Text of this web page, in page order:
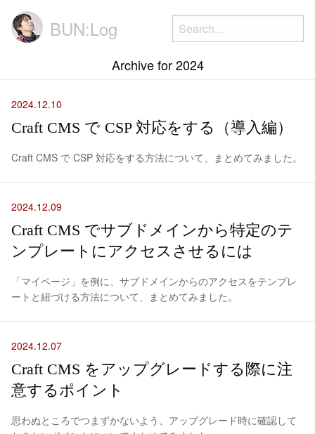
BUN:Log
Archive for 2024
2024.12.10
Craft CMS で CSP 対応をする（導入編）
Craft CMS で CSP 対応をする方法について、まとめてみました。
2024.12.09
Craft CMS でサブドメインから特定のテ
ンプレートにアクセスさせるには
「マイページ」を例に、サブドメインからのアクセスをテンプレ
ートと紐づける方法について、まとめてみました。
2024.12.07
Craft CMS をアップグレードする際に注
意するポイント
思わぬところでつまずかないよう、アップグレード時に確認して